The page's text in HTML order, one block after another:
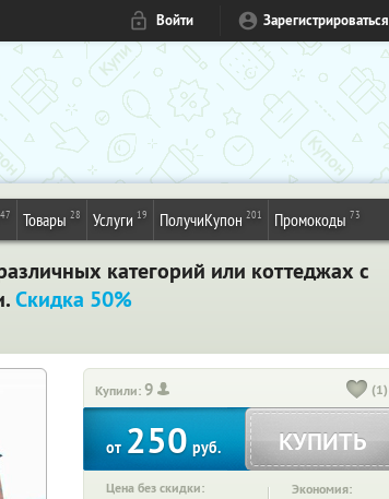
Войти Зарегистрироваться
47 Товары 28 Услуги 19 ПолучиКупон 201 Промокоды 73
категорий или коттеджах с
Скидка 50%
Купили:9 (1)
от250руб. КУПИТЬ
Цена без скидки: Экономия: